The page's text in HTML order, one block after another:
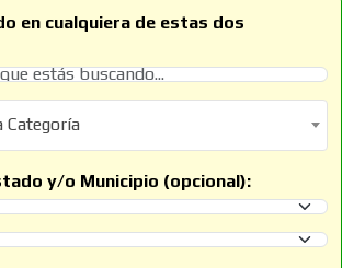
en cualquiera de estas dos
Categoría
y/o Municipio (opcional):